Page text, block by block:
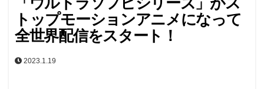
トップモーションアニメになって
全世界配信をスタート！
2023.1.19